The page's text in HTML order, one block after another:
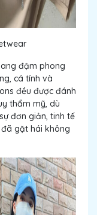
đậm phong
cá tính và
đều được đánh
thẩm mỹ, dù
đơn giản, tinh tế
gặt hái không